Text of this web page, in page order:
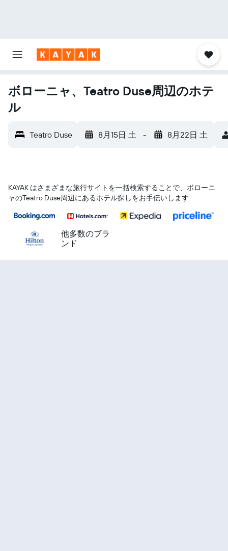
ボローニャ、Teatro Duse周辺のホテ
ル
Teatro Duse 8月15日 土 - 8月22日 土
KAYAK はさまざまな旅行サイトを一括検索することで、ボローニ
ャ​のTeatro Duse​周辺にあるホテル探しをお手伝いします
他多数のブラ
ンド